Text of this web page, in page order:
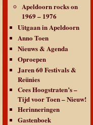
Apeldoorn rocks on
1969 – 1976
Uitgaan in Apeldoorn
Anno Toen
Nieuws & Agenda
Oproepen
Jaren 60 Festivals &
Reünies
Cees Hoogstraten’s –
Tijd voor Toen – Nieuw!
Herinneringen
Gastenboek